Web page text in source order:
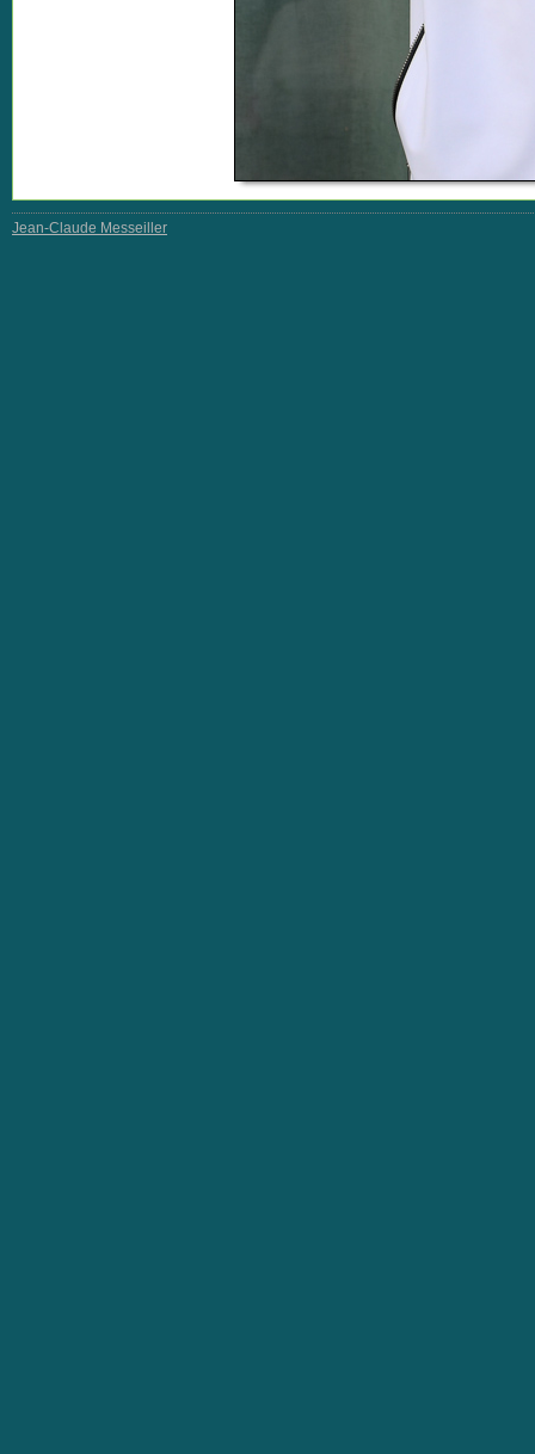
Jean-Claude Messeiller